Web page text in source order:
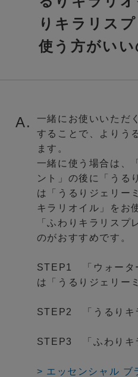
りキラリス
使う方がいい
A.
一緒にお使いいただ
することで、よりう
ます。
一緒に使う場合は、
ント」の後に「うる
は「うるりジェリー
キラリオイル」をお
「ふわりキラリスプ
のがおすすめです。
STEP1 「ウォータ
は「うるりジェリー
STEP2 「うるりキ
STEP3 「ふわりキ
> エッセンシャル ブ